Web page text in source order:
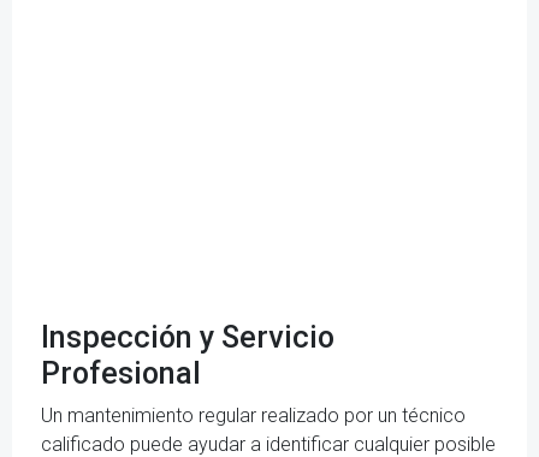
Inspección y Servicio
Profesional
Un mantenimiento regular realizado por un técnico
calificado puede ayudar a identificar cualquier posible